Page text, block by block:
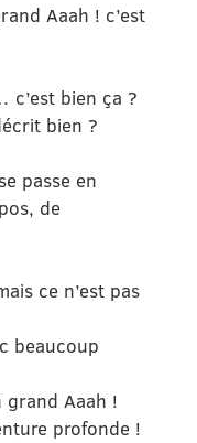
Aaah ! c’est
c’est bien ça ?
bien ?
passe en
de
ce n’est pas
beaucoup
grand Aaah !
profonde !